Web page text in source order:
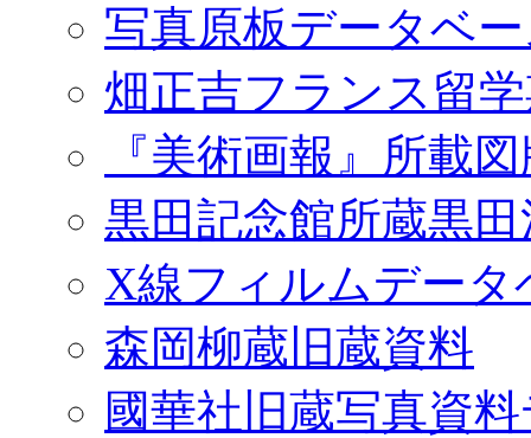
写真原板データベ
畑正吉フランス留
『美術画報』所載
黒田記念館所蔵黒
X線フィルムデータ
森岡柳蔵旧蔵資料
國華社旧蔵写真資